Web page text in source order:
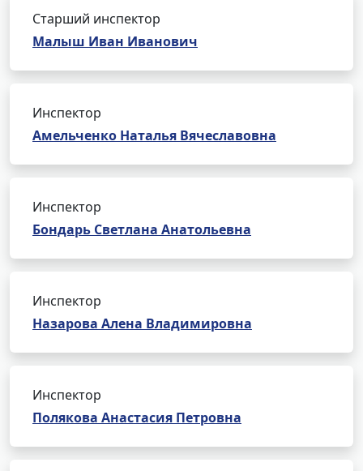
Старший инспектор
Малыш Иван Иванович
Инспектор
Амельченко Наталья Вячеславовна
Инспектор
Бондарь Светлана Анатольевна
Инспектор
Назарова Алена Владимировна
Инспектор
Полякова Анастасия Петровна